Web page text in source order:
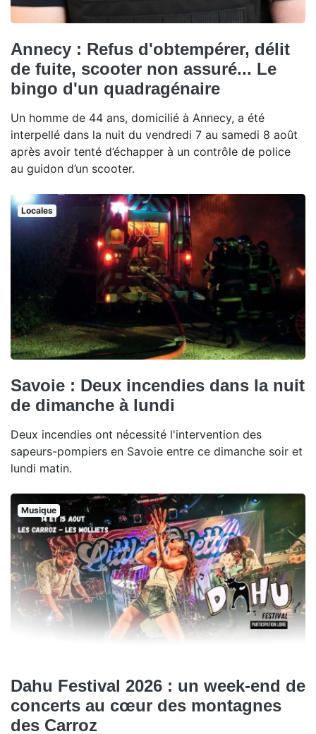
Annecy : Refus d'obtempérer, délit
de fuite, scooter non assuré... Le
bingo d'un quadragénaire
Un homme de 44 ans, domicilié à Annecy, a été
interpellé dans la nuit du vendredi 7 au samedi 8 août
après avoir tenté d’échapper à un contrôle de police
au guidon d’un scooter.
Locales
Savoie : Deux incendies dans la nuit
de dimanche à lundi
Deux incendies ont nécessité l'intervention des
sapeurs-pompiers en Savoie entre ce dimanche soir et
lundi matin.
Musique
Dahu Festival 2026 : un week-end de
concerts au cœur des montagnes
des Carroz